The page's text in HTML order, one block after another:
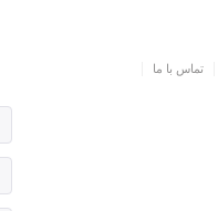
تماس با ما